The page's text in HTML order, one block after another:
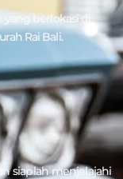
yang berlokasi di
Rai Bali.
siaplah menjelajahi